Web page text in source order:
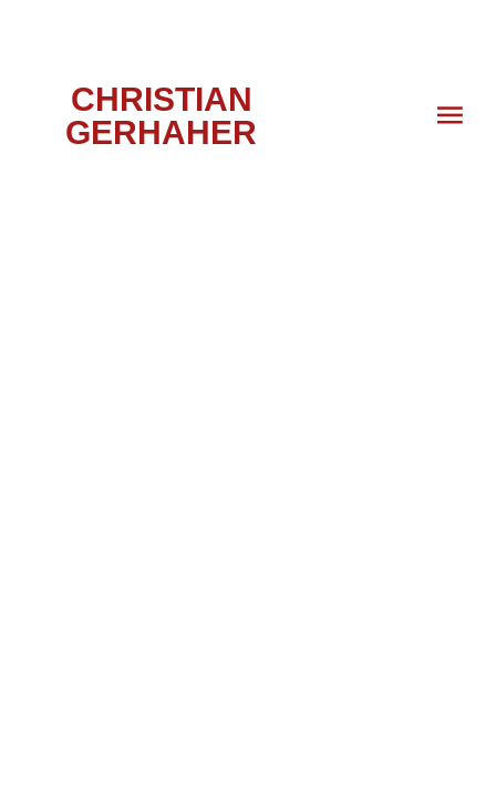
CHRISTIAN
GERHAHER